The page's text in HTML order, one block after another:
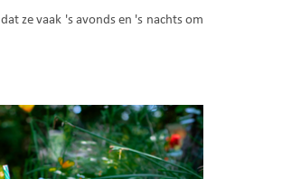
ze vaak 's avonds en 's nachts om